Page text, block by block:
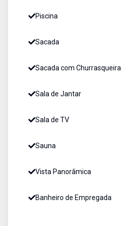
Piscina
Sacada
Sacada com Churrasqueira
Sala de Jantar
Sala de TV
Sauna
Vista Panorâmica
Banheiro de Empregada